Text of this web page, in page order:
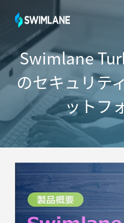
Swimlane
のセキュリテ
ットフ